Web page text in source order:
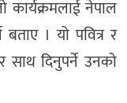
कार्यक्रमलाई नेपाल
। यो पवित्र र
साथ दिनुपर्ने उनको